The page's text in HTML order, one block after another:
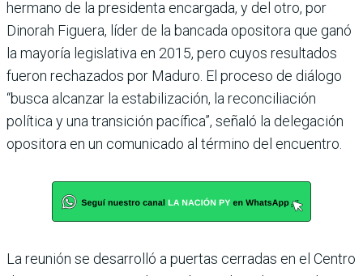
hermano de la presidenta encargada, y del otro, por
Dinorah Figuera, líder de la bancada opositora que ganó
la mayoría legislativa en 2015, pero cuyos resultados
fueron rechazados por Maduro. El proceso de diálogo
“busca alcanzar la estabilización, la reconciliación
política y una transición pacífica”, señaló la delegación
opositora en un comunicado al término del encuentro.
La reunión se desarrolló a puertas cerradas en el Centro